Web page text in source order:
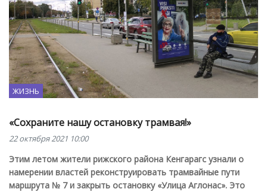
ЖИЗНЬ
«Сохраните нашу остановку трамвая!»
22 октября 2021 10:00
Этим летом жители рижского района Кенгарагс узнали о
намерении властей реконструировать трамвайные пути
маршрута № 7 и закрыть остановку «Улица Аглонас». Это